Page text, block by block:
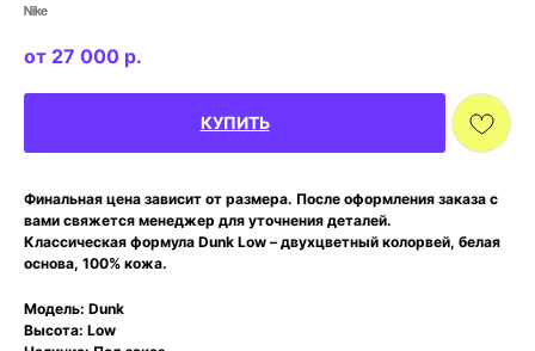
Nike
27 000 р.
КУПИТЬ
Финальная цена зависит от размера. После оформления заказа с
вами свяжется менеджер для уточнения деталей.
Классическая формула Dunk Low – двухцветный колорвей, белая
основа, 100% кожа.
Модель: Dunk
Высота: Low